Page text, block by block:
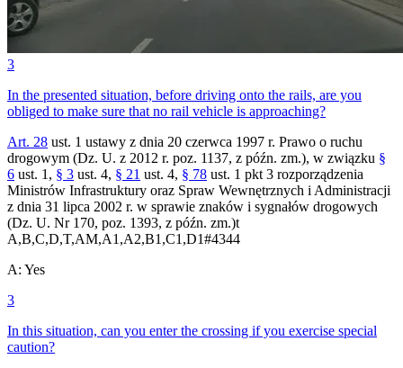
3
In the presented situation, before driving onto the rails, are you
obliged to make sure that no rail vehicle is approaching?
Art. 28 ust. 1 ustawy z dnia 20 czerwca 1997 r. Prawo o ruchu
drogowym (Dz. U. z 2012 r. poz. 1137, z późn. zm.), w związku §
6 ust. 1, § 3 ust. 4, § 21 ust. 4, § 78 ust. 1 pkt 3 rozporządzenia
Ministrów Infrastruktury oraz Spraw Wewnętrznych i Administracji
z dnia 31 lipca 2002 r. w sprawie znaków i sygnałów drogowych
(Dz. U. Nr 170, poz. 1393, z późn. zm.)t
A,B,C,D,T,AM,A1,A2,B1,C1,D1#4344
A: Yes
3
In this situation, can you enter the crossing if you exercise special
caution?